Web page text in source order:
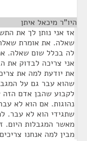
היו"ר מיכאל איתן
אז אני נותן לך את
שאלה. את אומרת
לה בכלל שום שאלה.
אני צריכה לבדוק את
את יודעת למה את
שהוא עבר גם על
לקבוע שהבן אדם הזה
נהוגות. אם הוא לא
שתגידי הוא לא עבר.
מאשר המגבלות היום.
מבין למה אנחנו